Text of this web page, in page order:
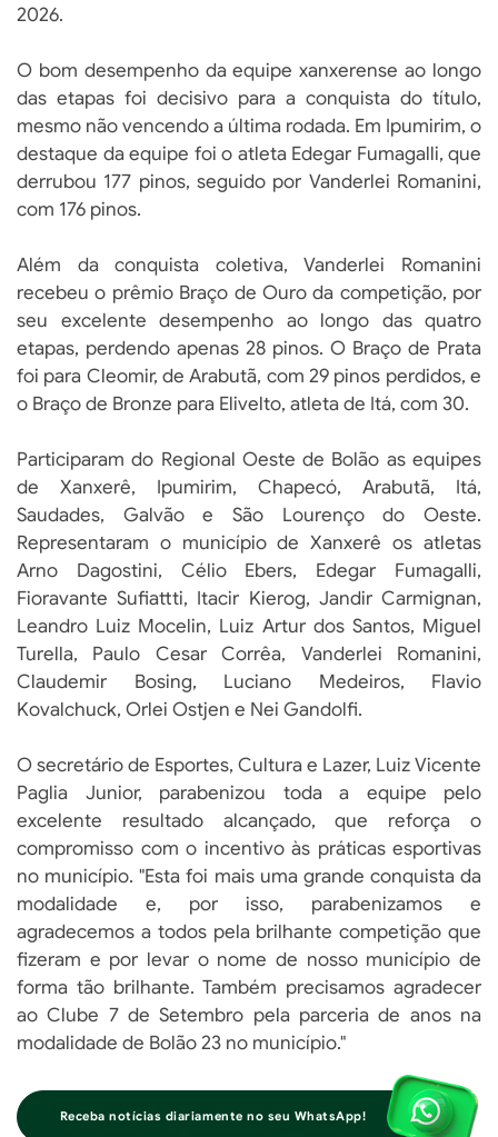
2026.
O bom desempenho da equipe xanxerense ao longo
das etapas foi decisivo para a conquista do título,
mesmo não vencendo a última rodada. Em Ipumirim, o
destaque da equipe foi o atleta Edegar Fumagalli, que
derrubou 177 pinos, seguido por Vanderlei Romanini,
com 176 pinos.
Além da conquista coletiva, Vanderlei Romanini
recebeu o prêmio Braço de Ouro da competição, por
seu excelente desempenho ao longo das quatro
etapas, perdendo apenas 28 pinos. O Braço de Prata
foi para Cleomir, de Arabutã, com 29 pinos perdidos, e
o Braço de Bronze para Elivelto, atleta de Itá, com 30.
Participaram do Regional Oeste de Bolão as equipes
de Xanxerê, Ipumirim, Chapecó, Arabutã, Itá,
Saudades, Galvão e São Lourenço do Oeste.
Representaram o município de Xanxerê os atletas
Arno Dagostini, Célio Ebers, Edegar Fumagalli,
Fioravante Sufiattti, Itacir Kierog, Jandir Carmignan,
Leandro Luiz Mocelin, Luiz Artur dos Santos, Miguel
Turella, Paulo Cesar Corrêa, Vanderlei Romanini,
Claudemir Bosing, Luciano Medeiros, Flavio
Kovalchuck, Orlei Ostjen e Nei Gandolfi.
O secretário de Esportes, Cultura e Lazer, Luiz Vicente
Paglia Junior, parabenizou toda a equipe pelo
excelente resultado alcançado, que reforça o
compromisso com o incentivo às práticas esportivas
no município. "Esta foi mais uma grande conquista da
modalidade e, por isso, parabenizamos e
agradecemos a todos pela brilhante competição que
fizeram e por levar o nome de nosso município de
forma tão brilhante. Também precisamos agradecer
ao Clube 7 de Setembro pela parceria de anos na
modalidade de Bolão 23 no município."
Receba notícias diariamente no seu WhatsApp!